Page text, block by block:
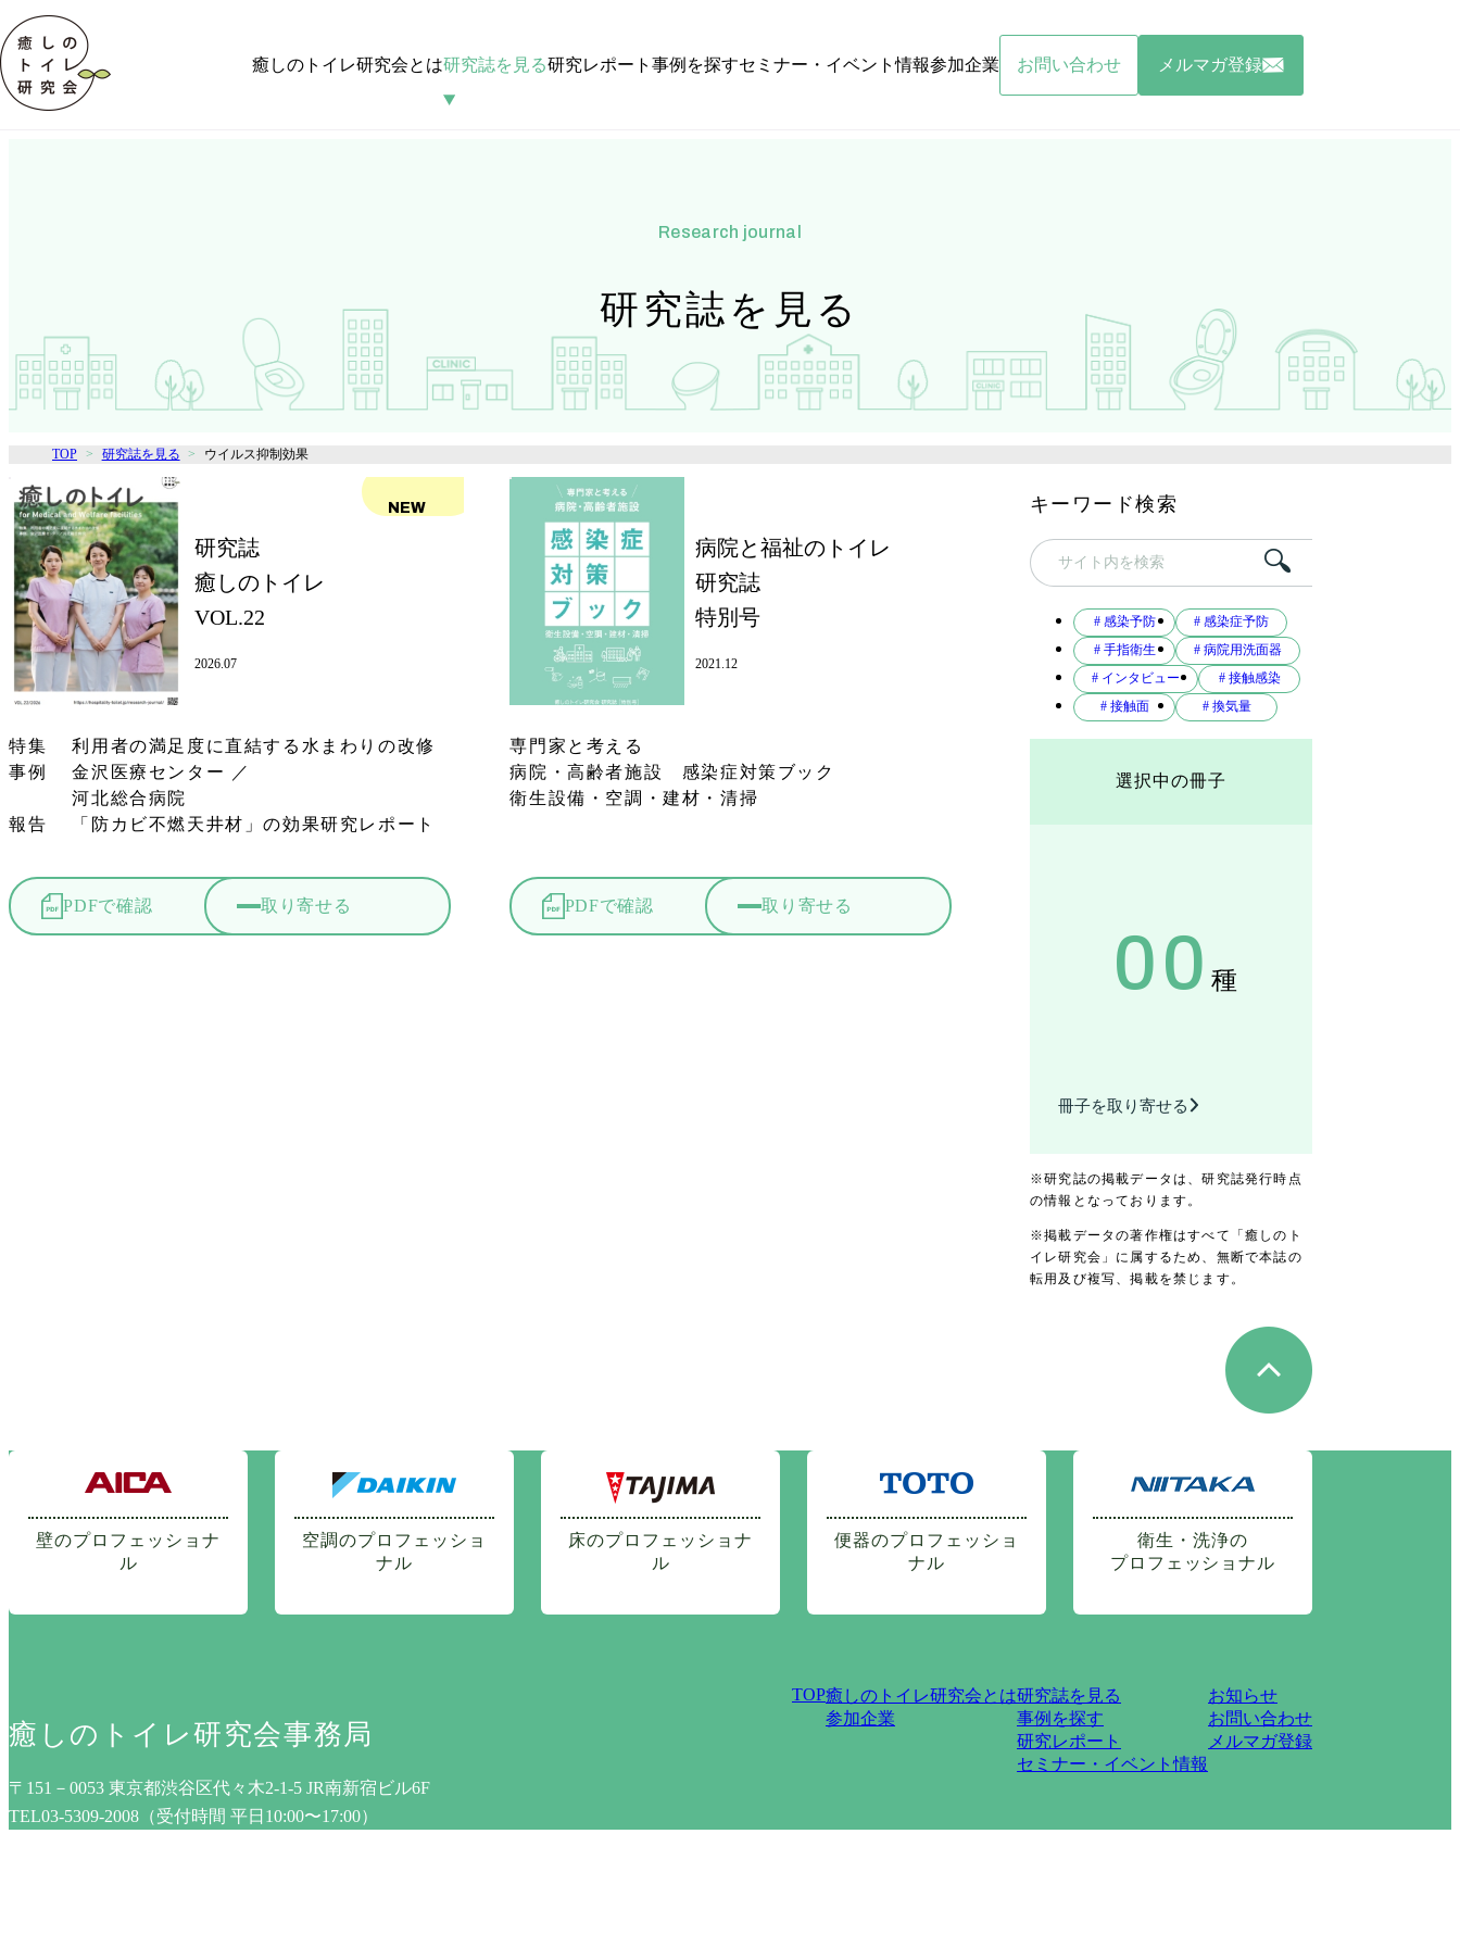
癒しのトイレ研究会とは研究誌を見る研究レポート 事例を探すセミナー・イベント情報参加企業 お問い合わせ メルマガ登録
研究誌を見る
research journal
TOP 研究誌を見る ウイルス抑制効果
研究誌
癒しのトイレ
VOL.22
2026.07
NEW
特集 利用者の満足度に直結する水まわりの改修
事例 金沢医療センター ／
河北総合病院
報告 「防カビ不燃天井材」の効果研究レポート
PDFで確認 取り寄せる
病院と福祉のトイレ
研究誌
特別号
2021.12
専門家と考える
病院・高齢者施設 感染症対策ブック
衛生設備・空調・建材・清掃
PDFで確認 取り寄せる
キーワード検索
# 感染予防
# 感染症予防
# 手指衛生
# 病院用洗面器
# インタビュー
# 接触感染
# 接触面
# 換気量
選択中の冊子
00種
冊子を取り寄せる
※研究誌の掲載データは、研究誌発行時点
の情報となっております。
※掲載データの著作権はすべて「癒しのト
イレ研究会」に属するため、無断で本誌の
転用及び複写、掲載を禁じます。
壁のプロフェッショナ
ル
空調のプロフェッショ
ナル
床のプロフェッショナ
ル
便器のプロフェッショ
ナル
衛生・洗浄の
プロフェッショナル
TOP癒しのトイレ研究会とは
参加企業
研究誌を見る
事例を探す
研究レポート
セミナー・イベント情報
お知らせ
お問い合わせ
メルマガ登録
癒しのトイレ研究会事務局
〒151－0053 東京都渋谷区代々木2-1-5 JR南新宿ビル6F
TEL03-5309-2008（受付時間 平日10:00〜17:00）